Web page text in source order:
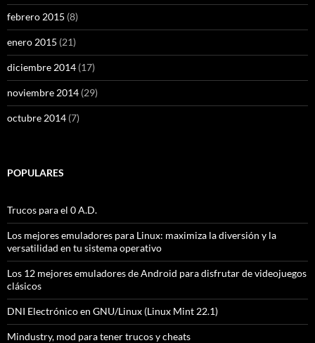
febrero 2015 (8)
enero 2015 (21)
diciembre 2014 (17)
noviembre 2014 (29)
octubre 2014 (7)
POPULARES
Trucos para el 0 A.D.
Los mejores emuladores para Linux: maximiza la diversión y la
versatilidad en tu sistema operativo
Los 12 mejores emuladores de Android para disfrutar de videojuegos
clásicos
DNI Electrónico en GNU/Linux (Linux Mint 22.1)
Mindustry, mod para tener trucos y cheats